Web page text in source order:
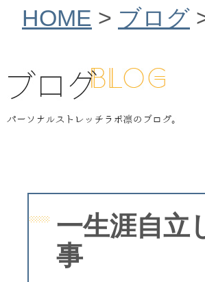
HOME > ブログ
一生涯自立
事